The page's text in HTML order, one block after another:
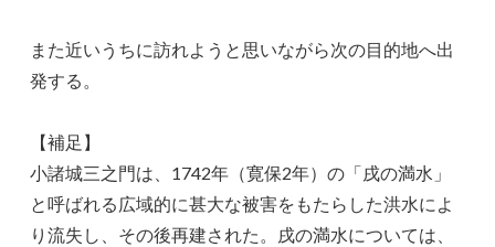
また近いうちに訪れようと思いながら次の目的地へ出
発する。
【補足】
小諸城三之門は、1742年（寛保2年）の「戌の満水」
と呼ばれる広域的に甚大な被害をもたらした洪水によ
り流失し、その後再建された。戌の満水については、